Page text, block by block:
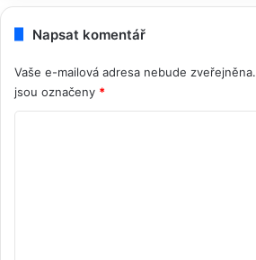
Napsat komentář
Vaše e-mailová adresa nebude zveřejněna.
jsou označeny *